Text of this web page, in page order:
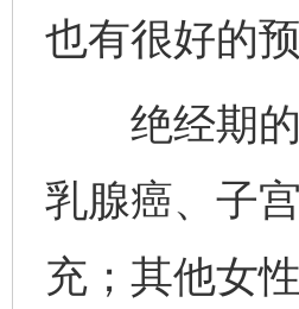
也有很好的
绝经期的
乳腺癌、子
充；其他女